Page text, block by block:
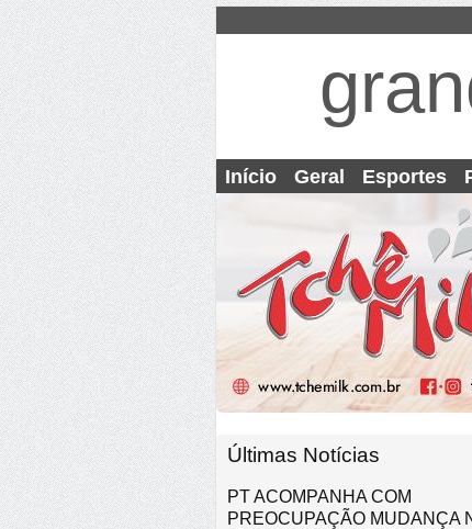
Início Geral Esportes
Últimas Notícias
PT ACOMPANHA COM
PREOCUPAÇÃO MUDANÇA